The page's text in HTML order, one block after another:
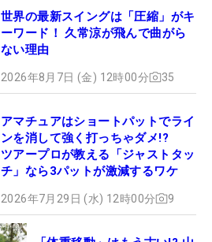
世界の最新スイングは「圧縮」がキ
ーワード！ 久常涼が飛んで曲がら
ない理由
2026年8月7日 (金) 12時00分 35
アマチュアはショートパットでライ
ンを消して強く打っちゃダメ!?
ツアープロが教える「ジャストタッ
チ」なら3パットが激減するワケ
2026年7月29日 (水) 12時00分 9